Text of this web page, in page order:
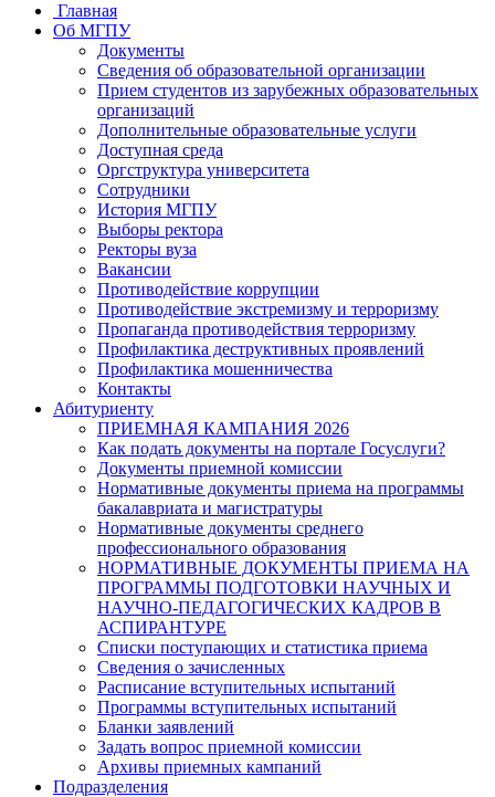
Главная
Об МГПУ
Документы
Сведения об образовательной организации
Прием студентов из зарубежных образовательных
организаций
Дополнительные образовательные услуги
Доступная среда
Оргструктура университета
Сотрудники
История МГПУ
Выборы ректора
Ректоры вуза
Вакансии
Противодействие коррупции
Противодействие экстремизму и терроризму
Пропаганда противодействия терроризму
Профилактика деструктивных проявлений
Профилактика мошенничества
Контакты
Абитуриенту
ПРИЕМНАЯ КАМПАНИЯ 2026
Как подать документы на портале Госуслуги?
Документы приемной комиссии
Нормативные документы приема на программы
бакалавриата и магистратуры
Нормативные документы среднего
профессионального образования
НОРМАТИВНЫЕ ДОКУМЕНТЫ ПРИЕМА НА
ПРОГРАММЫ ПОДГОТОВКИ НАУЧНЫХ И
НАУЧНО-ПЕДАГОГИЧЕСКИХ КАДРОВ В
АСПИРАНТУРЕ
Списки поступающих и статистика приема
Сведения о зачисленных
Расписание вступительных испытаний
Программы вступительных испытаний
Бланки заявлений
Задать вопрос приемной комиссии
Архивы приемных кампаний
Подразделения